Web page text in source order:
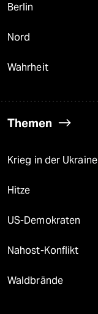
Berlin
Nord
Wahrheit
Themen
Krieg in der Ukraine
Hitze
US-Demokraten
Nahost-Konflikt
Waldbrände